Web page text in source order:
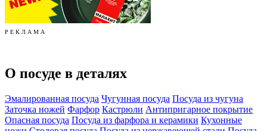
Р Е К Л А М А
О посуде в деталях
Эмалированная посуда Чугунная посуда Посуда из чугуна
Заточка ножей Фарфор Кастрюли Антипригарное покрытие
Опасная посуда Посуда из фарфора и керамики Кухонные